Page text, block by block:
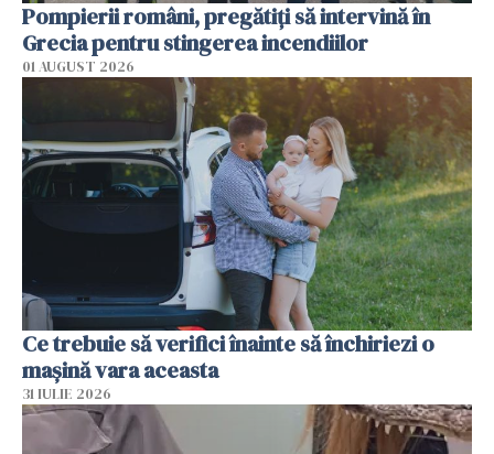
Pompierii români, pregătiţi să intervină în
Grecia pentru stingerea incendiilor
01 AUGUST 2026
Ce trebuie să verifici înainte să închiriezi o
mașină vara aceasta
31 IULIE 2026